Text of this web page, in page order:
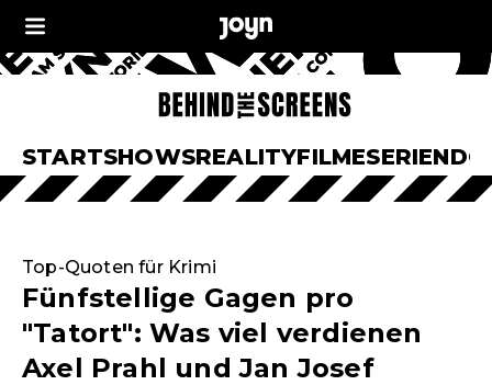
STARTSHOWSREALITYFILMESERIEN
Top-Quoten für Krimi
Fünfstellige Gagen pro
"Tatort": Was viel verdienen
Axel Prahl und Jan Josef